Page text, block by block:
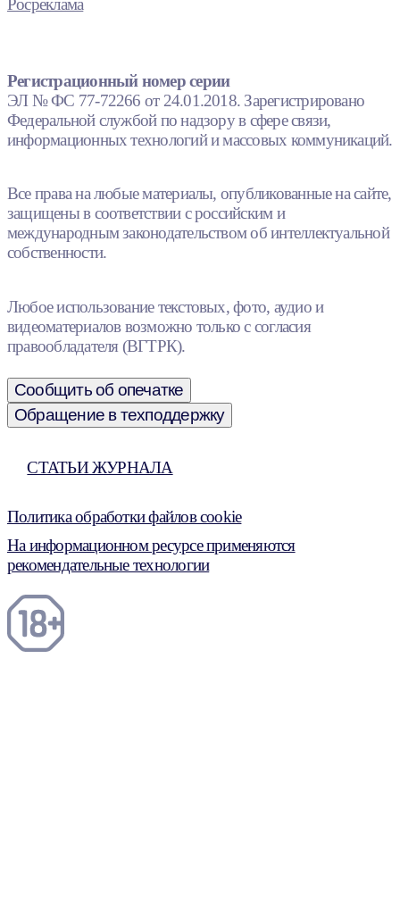
Росреклама
Регистрационный номер серии
ЭЛ № ФС 77-72266 от 24.01.2018. Зарегистрировано
Федеральной службой по надзору в сфере связи,
информационных технологий и массовых коммуникаций.
Все права на любые материалы, опубликованные на сайте,
защищены в соответствии с российским и
международным законодательством об интеллектуальной
собственности.
Любое использование текстовых, фото, аудио и
видеоматериалов возможно только с согласия
правообладателя (ВГТРК).
Сообщить об опечатке
Обращение в техподдержку
СТАТЬИ ЖУРНАЛА
Политика обработки файлов cookie
На информационном ресурсе применяются
рекомендательные технологии